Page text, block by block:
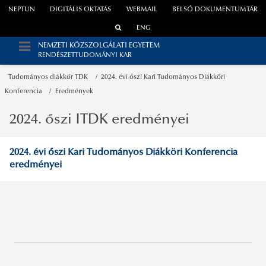
WEBMAIL
NEPTUN DIGITÁLIS OKTATÁS BELSŐ DOKUMENTUMTÁR
ENG
NEMZETI KÖZSZOLGÁLATI EGYETEM
RENDÉSZETTUDOMÁNYI KAR
Tudományos diákkör TDK 2024. évi őszi Kari Tudományos Diákköri
Konferencia Eredmények
2024. őszi ITDK eredményei
2024. évi őszi Kari Tudományos Diákköri Konferencia
eredményei